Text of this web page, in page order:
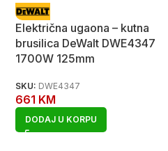
Električna ugaona – kutna
brusilica DeWalt DWE4347
1700W 125mm
SKU: DWE4347
661 KM
DODAJ U KORPU